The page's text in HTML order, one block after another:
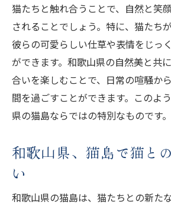
猫たちと触れ合うことで、自然と笑
されることでしょう。特に、猫たち
彼らの可愛らしい仕草や表情をじっ
ができます。和歌山県の自然美と共
合いを楽しむことで、日常の喧騒か
間を過ごすことができます。このよ
県の猫島ならではの特別なものです。
和歌山県、猫島で猫と
い
和歌山県の猫島は、猫たちとの新た